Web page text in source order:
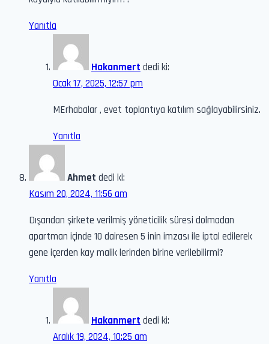
Yanıtla
Hakanmert dedi ki:
Ocak 17, 2025, 12:57 pm
MErhabalar , evet toplantıya katılım sağlayabilirsiniz.
Yanıtla
Ahmet dedi ki:
Kasım 20, 2024, 11:56 am
Dışarıdan şirkete verilmiş yöneticilik süresi dolmadan
apartman içinde 10 dairesen 5 inin imzası ile iptal edilerek
gene içerden kay malik lerinden birine verilebilirmi?
Yanıtla
Hakanmert dedi ki:
Aralık 19, 2024, 10:25 am